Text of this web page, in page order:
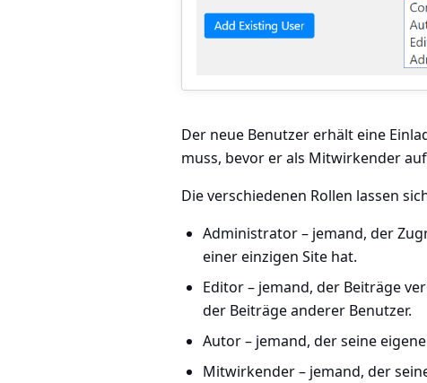
Der neue Benutzer erhält eine
muss, bevor er als Mitwirkender
Die verschiedenen Rollen lassen
Administrator– jemand, der
einer einzigen Site hat.
Editor– jemand, der Beiträge
der Beiträge anderer Benutzer.
Autor– jemand, der seine
Mitwirkender– jemand, der